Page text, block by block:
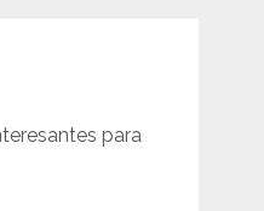
para